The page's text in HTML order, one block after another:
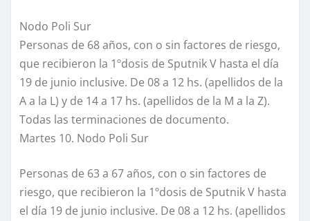
Nodo Poli Sur
Personas de 68 años, con o sin factores de riesgo,
que recibieron la 1ºdosis de Sputnik V hasta el día
19 de junio inclusive. De 08 a 12 hs. (apellidos de la
A a la L) y de 14 a 17 hs. (apellidos de la M a la Z).
Todas las terminaciones de documento.
Martes 10. Nodo Poli Sur
Personas de 63 a 67 años, con o sin factores de
riesgo, que recibieron la 1ºdosis de Sputnik V hasta
el día 19 de junio inclusive. De 08 a 12 hs. (apellidos